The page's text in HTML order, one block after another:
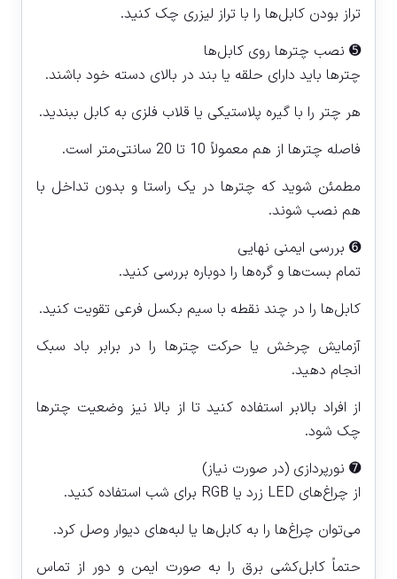
تراز بودن کابل‌ها را با تراز لیزری چک کنید.
➎ نصب چترها روی کابل‌ها
چترها باید دارای حلقه یا بند در بالای دسته خود باشند.
هر چتر را با گیره پلاستیکی یا قلاب فلزی به کابل ببندید.
فاصله چترها از هم معمولاً 10 تا 20 سانتی‌متر است.
مطمئن شوید که چترها در یک راستا و بدون تداخل با
هم نصب شوند.
➏ بررسی ایمنی نهایی
تمام بست‌ها و گره‌ها را دوباره بررسی کنید.
کابل‌ها را در چند نقطه با سیم بکسل فرعی تقویت کنید.
آزمایش چرخش یا حرکت چترها را در برابر باد سبک
انجام دهید.
از افراد بالا‌بر استفاده کنید تا از بالا نیز وضعیت چترها
چک شود.
➐ نورپردازی (در صورت نیاز)
از چراغ‌های LED زرد یا RGB برای شب استفاده کنید.
می‌توان چراغ‌ها را به کابل‌ها یا لبه‌های دیوار وصل کرد.
حتماً کابل‌کشی برق را به صورت ایمن و دور از تماس